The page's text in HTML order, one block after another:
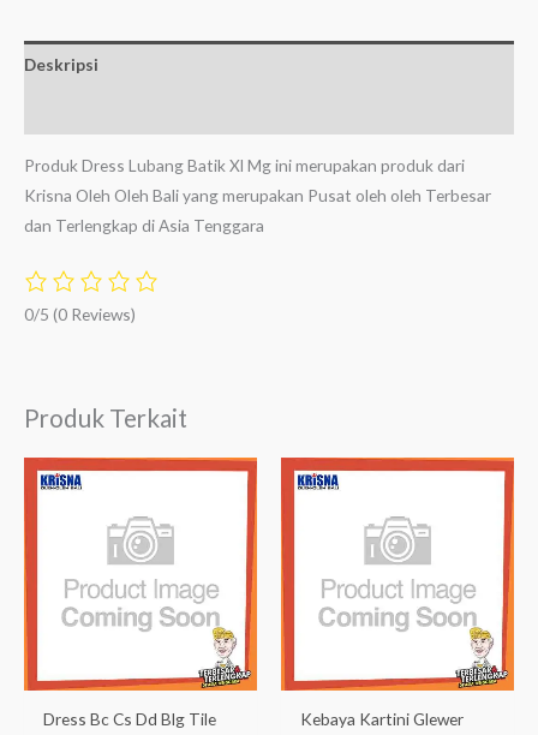
Deskripsi
Produk Dress Lubang Batik Xl Mg ini merupakan produk dari
Krisna Oleh Oleh Bali yang merupakan Pusat oleh oleh Terbesar
dan Terlengkap di Asia Tenggara
0/5 (0 Reviews)
Produk Terkait
Dress Bc Cs Dd Blg Tile
Kebaya Kartini Glewer